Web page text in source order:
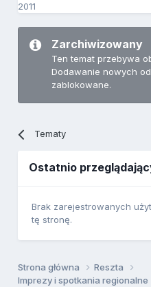
2011
Zarchiwizowany
Ten temat przebywa
Dodawanie nowych
zablokowane.
Tematy
Ostatnio
Brak zarejestrowanych
tę stronę.
Strona główna
Reszta
Imprezy i spotkania regionalne